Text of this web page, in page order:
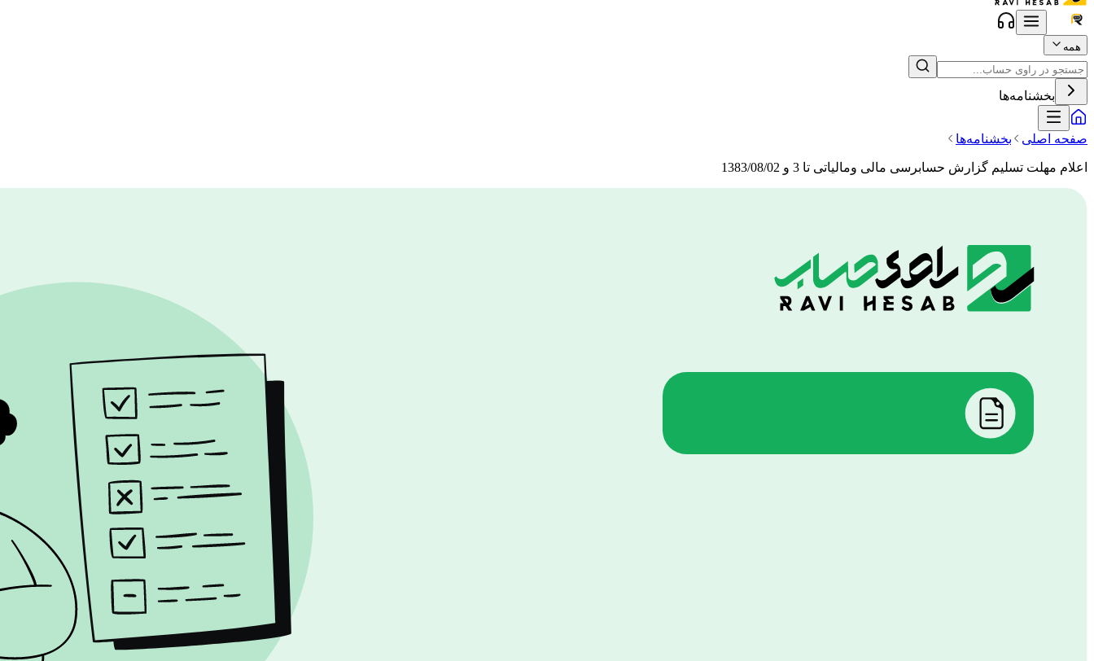
همه
بخشنامه‌ها
صفحه اصلی بخشنامه‌ها
اعلام مهلت تسلیم گزارش حسابرسی مالی ومالیاتی تا 3 و 1383/08/02